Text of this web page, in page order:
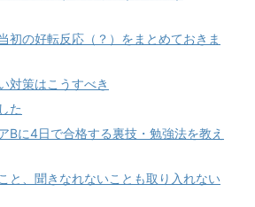
初の好転反応（？）をまとめておきま
対策はこうすべき
た
Bに4日で合格する裏技・勉強法を教え
と、聞きなれないことも取り入れない